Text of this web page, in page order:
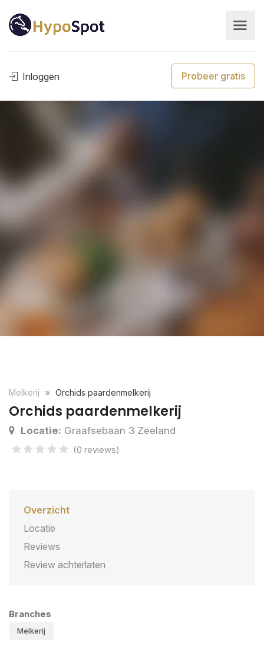
Inloggen Probeer gratis
Melkerij Orchids paardenmelkerij
Orchids paardenmelkerij
Locatie: Graafsebaan 3 Zeeland
(0 reviews)
Overzicht
Locatie
Reviews
Review achterlaten
Branches
Melkerij